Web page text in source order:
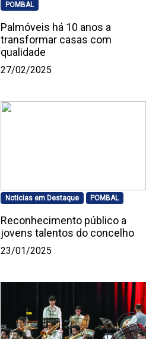
POMBAL
Palmóveis há 10 anos a
transformar casas com
qualidade
27/02/2025
Noticias em Destaque POMBAL
Reconhecimento público a
jovens talentos do concelho
23/01/2025